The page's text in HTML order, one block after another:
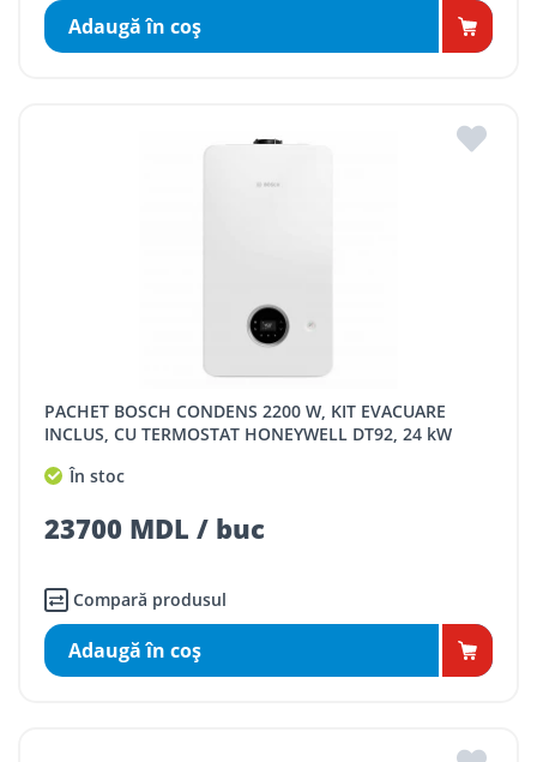
Adaugă în coş
PACHET BOSCH CONDENS 2200 W, KIT EVACUARE
INCLUS, CU TERMOSTAT HONEYWELL DT92, 24 kW
În stoc
23700 MDL / buc
Compară produsul
Adaugă în coş